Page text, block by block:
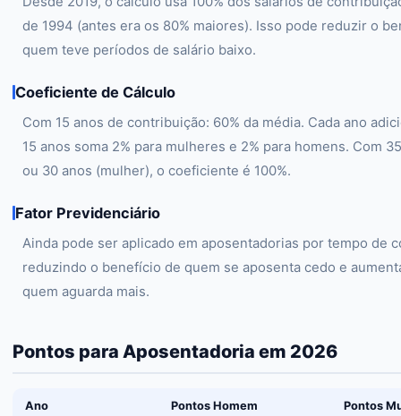
de 1994 (antes era os 80% maiores). Isso pode reduzir o
quem teve períodos de salário baixo.
Coeficiente de Cálculo
Com 15 anos de contribuição: 60% da média. Cada ano
15 anos soma 2% para mulheres e 2% para homens. Com
ou 30 anos (mulher), o coeficiente é 100%.
Fator Previdenciário
Ainda pode ser aplicado em aposentadorias por tempo de
reduzindo o benefício de quem se aposenta cedo e
quem aguarda mais.
Pontos para Aposentadoria em 2026
Ano Pontos Homem Pontos